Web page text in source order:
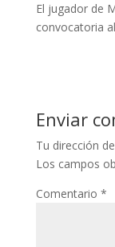
El jugador de
convocatoria
Enviar
Tu dirección
Los campos
Comentario *